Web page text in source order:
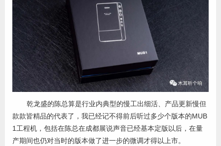
乾龙盛的陈总算是行业内典型的慢工出细活、产品更新慢但
款款皆精品的代表了，我已经记不得前后听过多少个版本的MUB
1工程机，包括在陈总在成都展说声音已经基本定版以后，在量
产期间也仍对当时的版本做了进一步的微调才得以上市。